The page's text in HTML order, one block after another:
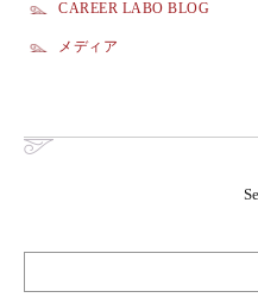
CAREER LABO BLOG
メディア